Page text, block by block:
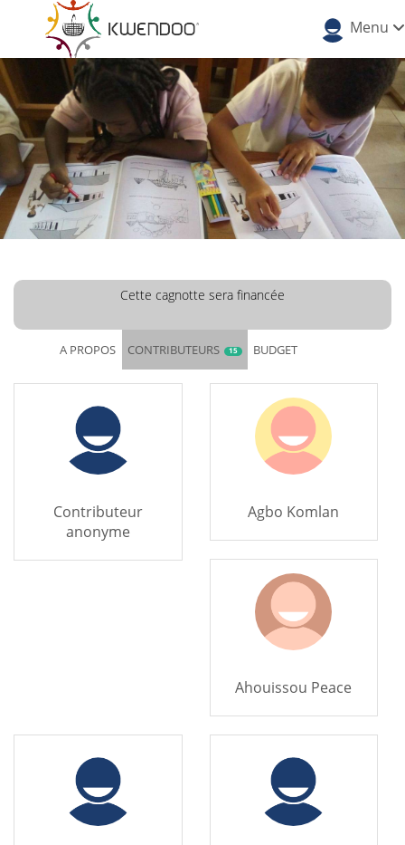
Menu
Cette cagnotte sera financée
A PROPOS CONTRIBUTEURS 15 BUDGET
Contributeur
anonyme
Agbo Komlan
Ahouissou Peace